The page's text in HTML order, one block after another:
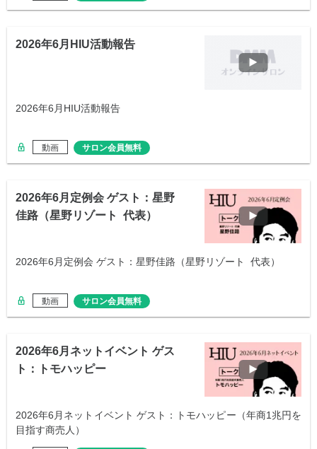
2026年6月HIU活動報告
2026年6月HIU活動報告
動画 サロン会員無料
2026年6月定例会 ゲスト：星野
佳路（星野リゾート 代表）
2026年6月定例会 ゲスト：星野佳路（星野リゾート 代表）
動画 サロン会員無料
2026年6月ネットイベント ゲス
ト：トモハッピー
2026年6月ネットイベント ゲスト：トモハッピー（年商1兆円を
目指す商売人）